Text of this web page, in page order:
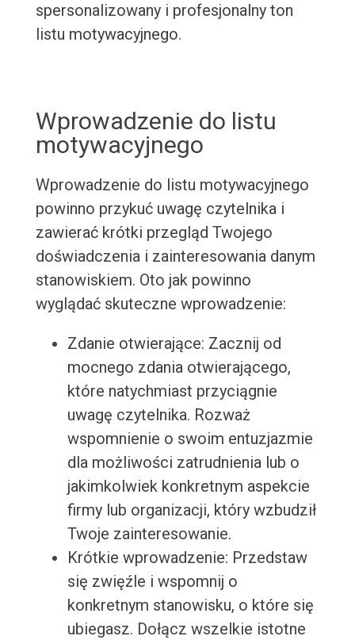
spersonalizowany i profesjonalny ton
listu motywacyjnego.
Wprowadzenie do listu
motywacyjnego
Wprowadzenie do listu motywacyjnego
powinno przykuć uwagę czytelnika i
zawierać krótki przegląd Twojego
doświadczenia i zainteresowania danym
stanowiskiem. Oto jak powinno
wyglądać skuteczne wprowadzenie:
Zdanie otwierające: Zacznij od
mocnego zdania otwierającego,
które natychmiast przyciągnie
uwagę czytelnika. Rozważ
wspomnienie o swoim entuzjazmie
dla możliwości zatrudnienia lub o
jakimkolwiek konkretnym aspekcie
firmy lub organizacji, który wzbudził
Twoje zainteresowanie.
Krótkie wprowadzenie: Przedstaw
się zwięźle i wspomnij o
konkretnym stanowisku, o które się
ubiegasz. Dołącz wszelkie istotne